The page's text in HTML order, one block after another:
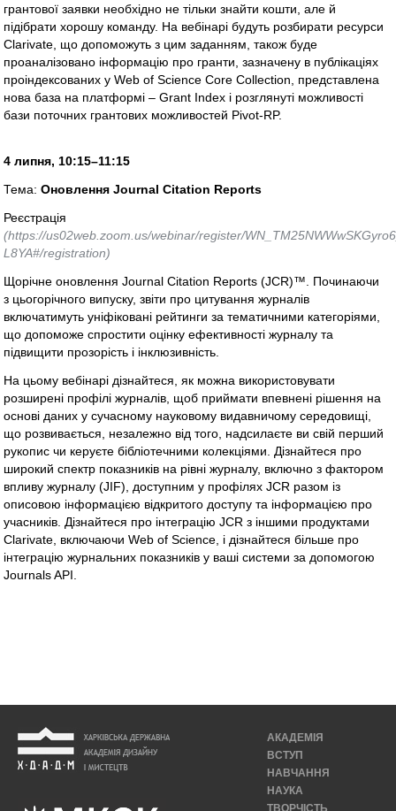
грантової заявки необхідно не тільки знайти кошти, але й
підібрати хорошу команду. На вебінарі будуть розбирати ресурси
Clarivate, що допоможуть з цим заданням, також буде
проаналізовано інформацію про гранти, зазначену в публікаціях
проіндексованих у Web of Science Core Collection, представлена
нова база на платформі – Grant Index і розглянуті можливості
бази поточних грантових можливостей Pivot-RP.
4 липня, 10:15–11:15
Тема:Оновлення Journal Citation Reports
Реєстрація
(https://us02web.zoom.us/webinar/register/
L8YA#/registration)
Щорічне оновлення Journal Citation Reports (JCR)™. Починаючи
з цьогорічного випуску, звіти про цитування журналів
включатимуть уніфіковані рейтинги за тематичними категоріями,
що допоможе спростити оцінку ефективності журналу та
підвищити прозорість і інклюзивність.
На цьому вебінарі дізнайтеся, як можна використовувати
розширені профілі журналів, щоб приймати впевнені рішення на
основі даних у сучасному науковому видавничому середовищі,
що розвивається, незалежно від того, надсилаєте ви свій перший
рукопис чи керуєте бібліотечними колекціями. Дізнайтеся про
широкий спектр показників на рівні журналу, включно з фактором
впливу журналу (JIF), доступним у профілях JCR разом із
описовою інформацією відкритого доступу та інформацією про
учасників. Дізнайтеся про інтеграцію JCR з іншими продуктами
Clarivate, включаючи Web of Science, і дізнайтеся більше про
інтеграцію журнальних показників у ваші системи за допомогою
Journals API.
АКАДЕМІЯ
ВСТУП
НАВЧАННЯ
НАУКА
ТВОРЧІСТЬ